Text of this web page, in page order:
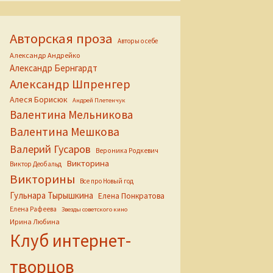
Авторская проза Авторы о себе
Александр Андрейко
Александр Бернгардт
Александр Шпренгер
Алеся Борисюк Андрей Плетенчук
Валентина Мельникова
Валентина Мешкова
Валерий Гусаров
Вероника Родкевич
Виктор Деобальд
Викторина
Викторины Все про Новый год
Гульнара Тырышкина Елена Понкратова
Елена Рафеева Звезды советского кино
Ирина Любина
Клуб интернет-
творцов